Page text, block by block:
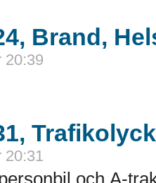
Brand,
20:39
20:31